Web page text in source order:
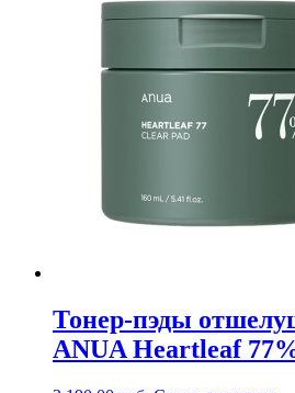
Тонер-пэды
ANUA Heartleaf